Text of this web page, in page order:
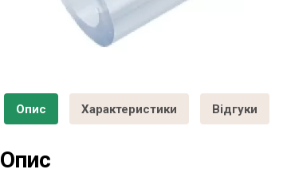
Опис Характеристики Відгуки
Опис